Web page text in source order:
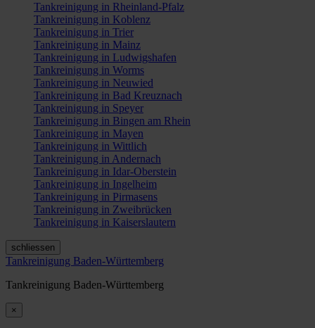
Tankreinigung in Rheinland-Pfalz
Tankreinigung in Koblenz
Tankreinigung in Trier
Tankreinigung in Mainz
Tankreinigung in Ludwigshafen
Tankreinigung in Worms
Tankreinigung in Neuwied
Tankreinigung in Bad Kreuznach
Tankreinigung in Speyer
Tankreinigung in Bingen am Rhein
Tankreinigung in Mayen
Tankreinigung in Wittlich
Tankreinigung in Andernach
Tankreinigung in Idar-Oberstein
Tankreinigung in Ingelheim
Tankreinigung in Pirmasens
Tankreinigung in Zweibrücken
Tankreinigung in Kaiserslautern
schliessen
Tankreinigung Baden-Württemberg
Tankreinigung Baden-Württemberg
×